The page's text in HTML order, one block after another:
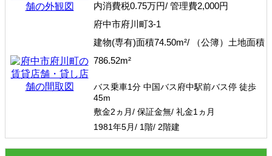
内消費税0.75万円/ 管理費2,000円
府中市府川町3-1
建物(専有)面積74.50m²/ （公簿）土地面積
786.52m²
バス乗車1分 中国バス府中駅前バス停 徒歩
45m
敷金2ヵ月/ 保証金無/ 礼金1ヵ月
1981年5月/ 1階/ 2階建